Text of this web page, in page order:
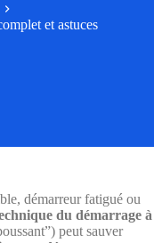
et astuces
démarreur fatigué ou
du démarrage à
peut sauver